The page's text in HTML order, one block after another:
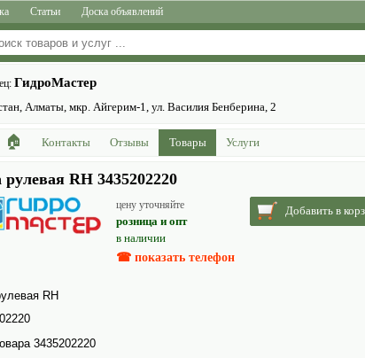
Статьи Доска объявлений
ГидроМастер
Алматы, мкр. Айгерим-1, ул. Василия Бенберина, 2
🏠 Контакты Отзывы Товары Услуги
рулевая RH 3435202220
цену уточняйте
розница и опт
в наличии
☎ показать телефон
Добавить в
RH
3435202220